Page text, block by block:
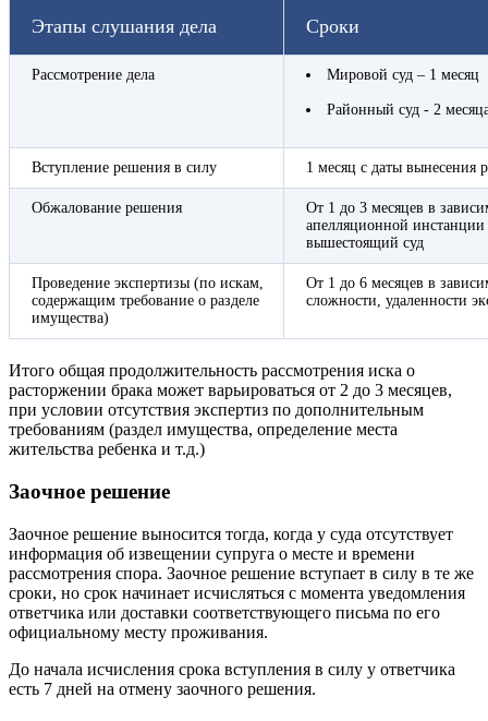
Этапы слушания дела Сроки
Рассмотрение дела Мировой суд – 1 месяц
Районный суд - 2
Вступление решения в силу 1 месяц с даты вынесения
Обжалование решения
От 1 до 3 месяцев в
апелляционной инстанции
вышестоящий суд
Проведение экспертизы (по искам,
содержащим требование о разделе
имущества)
От 1 до 6 месяцев в
сложности, удаленности
Итого общая продолжительность рассмотрения иска о
расторжении брака может варьироваться от 2 до 3 месяцев,
при условии отсутствия экспертиз по дополнительным
требованиям (раздел имущества, определение места
жительства ребенка и т.д.)
Заочное решение
Заочное решение выносится тогда, когда у суда отсутствует
информация об извещении супруга о месте и времени
рассмотрения спора. Заочное решение вступает в силу в те же
сроки, но срок начинает исчисляться с момента уведомления
ответчика или доставки соответствующего письма по его
официальному месту проживания.
До начала исчисления срока вступления в силу у ответчика
есть 7 дней на отмену заочного решения.